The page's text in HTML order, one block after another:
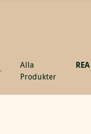
Alla
Produkter
REA